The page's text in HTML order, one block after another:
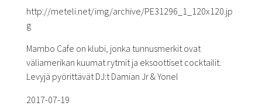
http://meteli.net/img/archive/PE31296_1_120x120.jp
g
Mambo Cafe on klubi, jonka tunnusmerkit ovat
väliamerikan kuumat rytmit ja eksoottiset cocktailit.
Levyjä pyörittävät DJ:t Damian Jr & Yonel
2017-07-19